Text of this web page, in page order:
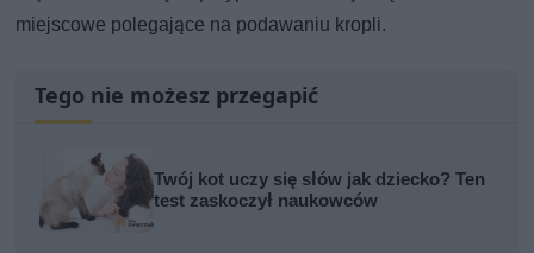
miejscowe polegające na podawaniu kropli.
Tego nie możesz przegapić
Twój kot uczy się słów jak dziecko? Ten
test zaskoczył naukowców